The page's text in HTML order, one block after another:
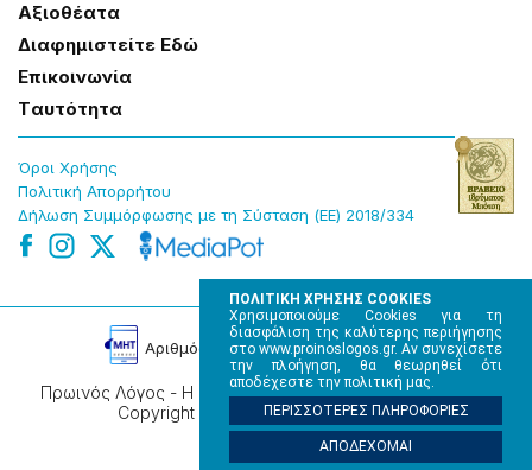
ΠΟΛΙΤΙΚΗ ΧΡΗΣΗΣ COOKIES
Χρησιμοποιούμε Cookies για τη
διασφάλιση της καλύτερης περιήγησης
στο www.proinoslogos.gr. Αν συνεχίσετε
την πλοήγηση, θα θεωρηθεί ότι
αποδέχεστε την πολιτική μας.
ΠΕΡΙΣΣΟΤΕΡΕΣ ΠΛΗΡΟΦΟΡΙΕΣ
ΑΠΟΔΕΧΟΜΑΙ
Αξɩοθέατα
Δɩαφημɩστείτε Εδώ
Επɩκοɩνωνία
Tαυτότητα
Όροɩ Χρήσης
Πολɩτɩκή Απορρήτου
Δήλωση Συμμόρφωσης με τη Σύσταση (ΕΕ) 2018/334
Πρωινός Λόγος - Η καθημερινή εφημερίδα της Ηπείρου,
Copyright © 2026, All rights reserved.
Αρɩθμός Πɩστοποίησης Μ.Η.Τ. 220242